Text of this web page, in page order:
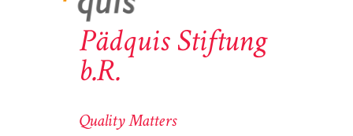
Pädquis Stiftung
b.R.
Quality Matters